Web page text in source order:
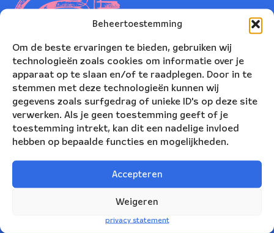
Beheertoestemming
Om de beste ervaringen te bieden, gebruiken wij
technologieën zoals cookies om informatie over je
apparaat op te slaan en/of te raadplegen. Door in te
stemmen met deze technologieën kunnen wij
gegevens zoals surfgedrag of unieke ID's op deze site
verwerken. Als je geen toestemming geeft of je
toestemming intrekt, kan dit een nadelige invloed
hebben op bepaalde functies en mogelijkheden.
Accepteren
Weigeren
privacy statement
Nederlands Blazers Ensemble